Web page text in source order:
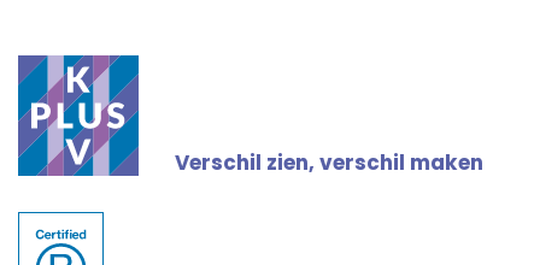
Verschil zien, verschil maken